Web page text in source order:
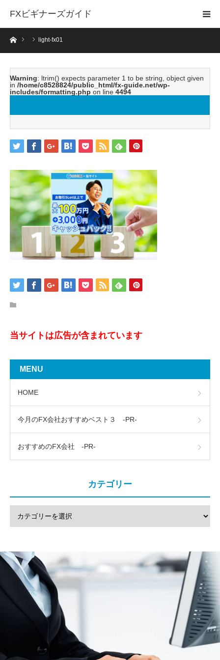
FXビギナーズガイド
ホーム light-fx01
Warning: ltrim() expects parameter 1 to be string, object given
in /home/c8528824/public_html/fx-guide.net/wp-
includes/formatting.php on line 4494
当サイトは広告が含まれています
MENU
HOME
今月のFX会社おすすめベスト３ -PR-
おすすめのFX会社 -PR-
カテゴリー